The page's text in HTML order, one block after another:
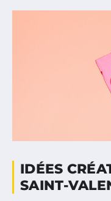
IDÉES
SAINT-